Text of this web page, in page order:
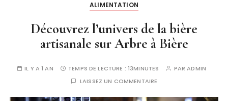
ALIMENTATION
Découvrez l’univers de la bière
artisanale sur Arbre à Bière
IL Y A 1 AN TEMPS DE LECTURE : 13MINUTES PARADMIN
LAISSEZ UN COMMENTAIRE